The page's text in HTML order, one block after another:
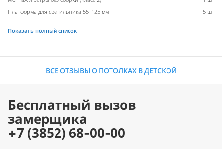
Платформа для светильника 55-125 мм
5 шт
Показать полный список
ВСЕ ОТЗЫВЫ О ПОТОЛКАХ В ДЕТСКОЙ
Бесплатный вызов
замерщика
+7 (3852) 68-00-00